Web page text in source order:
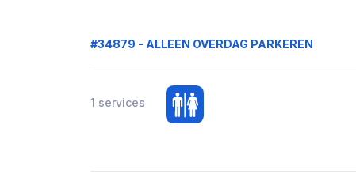
#34879 - ALLEEN OVERDAG PARKEREN
1 services